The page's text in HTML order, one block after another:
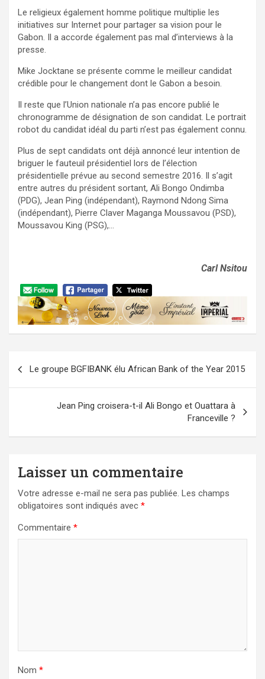
Le religieux également homme politique multiplie les
initiatives sur Internet pour partager sa vision pour le
Gabon. Il a accorde également pas mal d’interviews à la
presse.
Mike Jocktane se présente comme le meilleur candidat
crédible pour le changement dont le Gabon a besoin.
Il reste que l’Union nationale n’a pas encore publié le
chronogramme de désignation de son candidat. Le portrait
robot du candidat idéal du parti n’est pas également connu.
Plus de sept candidats ont déjà annoncé leur intention de
briguer le fauteuil présidentiel lors de l’élection
présidentielle prévue au second semestre 2016. Il s’agit
entre autres du président sortant, Ali Bongo Ondimba
(PDG), Jean Ping (indépendant), Raymond Ndong Sima
(indépendant), Pierre Claver Maganga Moussavou (PSD),
Moussavou King (PSG),…
Carl Nsitou
de
l’article
Le groupe BGFIBANK élu African Bank of the Year 2015
Jean Ping croisera-t-il Ali Bongo et Ouattara à
Franceville ?
Laisser un commentaire
Votre adresse e-mail ne sera pas publiée. Les champs
obligatoires sont indiqués avec *
Commentaire *
Nom *